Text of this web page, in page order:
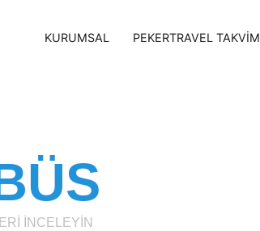
KURUMSAL PEKERTRAVEL TAKVİM
İNCELEYİN